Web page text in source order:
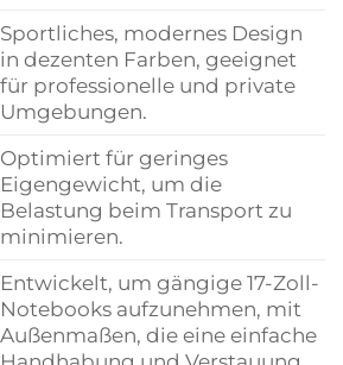
Sportliches, modernes Design
in dezenten Farben, geeignet
für professionelle und private
Umgebungen.
Optimiert für geringes
Eigengewicht, um die
Belastung beim Transport zu
minimieren.
Entwickelt, um gängige 17-Zoll-
Notebooks aufzunehmen, mit
Außenmaßen, die eine einfache